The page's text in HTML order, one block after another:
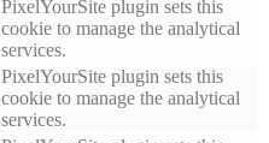
PixelYourSite plugin sets this
cookie to manage the analytical
services.
PixelYourSite plugin sets this
cookie to manage the analytical
services.